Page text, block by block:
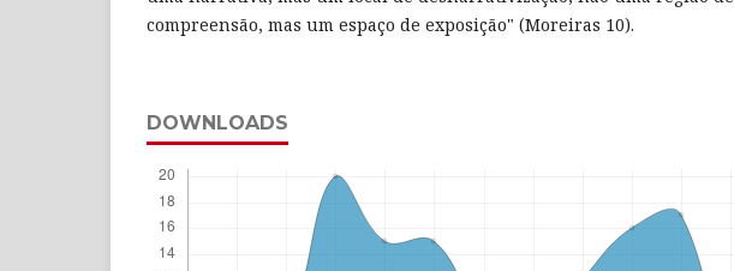
compreensão, mas um espaço de exposição" (Moreiras 10).
DOWNLOADS